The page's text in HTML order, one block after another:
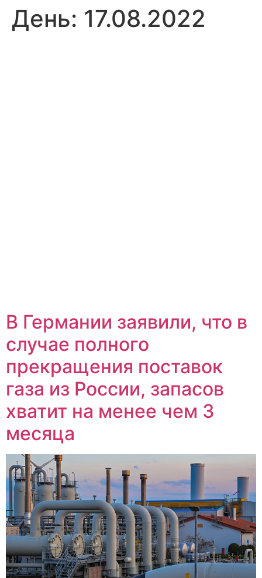
День: 17.08.2022
В Германии заявили, что в
случае полного
прекращения поставок
газа из России, запасов
хватит на менее чем 3
месяца